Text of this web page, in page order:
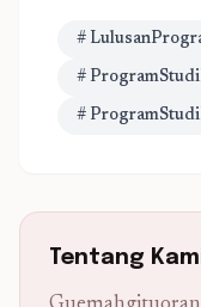
#
#
#
Tentang